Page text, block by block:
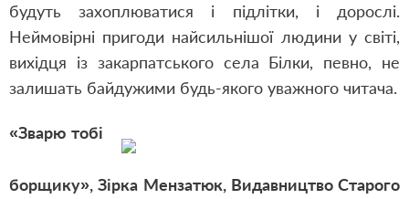
будуть захоплюватися і підлітки, і дорослі.
Неймовірні пригоди найсильнішої людини у світі,
вихідця із закарпатського села Білки, певно, не
залишать байдужими будь-якого уважного читача.
«Зварю тобі
борщику»,Зірка Мензатюк, Видавництво Старого